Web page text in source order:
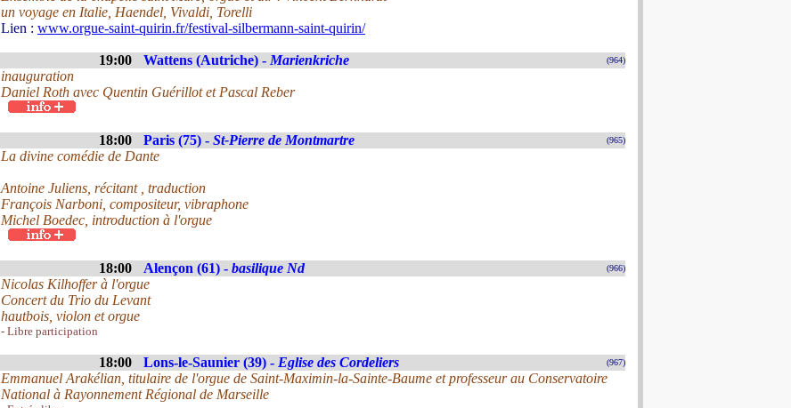
un voyage en Italie, Haendel, Vivaldi, Torelli
Lien : www.orgue-saint-quirin.fr/festival-silbermann-saint-quirin/
19:00 Wattens (Autriche) - Marienkriche (964)
inauguration
Daniel Roth avec Quentin Guérillot et Pascal Reber
18:00 Paris (75) - St-Pierre de Montmartre (965)
La divine comédie de Dante
Antoine Juliens, récitant , traduction
François Narboni, compositeur, vibraphone
Michel Boedec, introduction à l'orgue
18:00 Alençon (61) - basilique Nd (966)
Nicolas Kilhoffer à l'orgue
Concert du Trio du Levant
hautbois, violon et orgue
- Libre participation
18:00 Lons-le-Saunier (39) - Eglise des Cordeliers (967)
Emmanuel Arakélian, titulaire de l'orgue de Saint-Maximin-la-Sainte-Baume et professeur au Conservatoire
National à Rayonnement Régional de Marseille